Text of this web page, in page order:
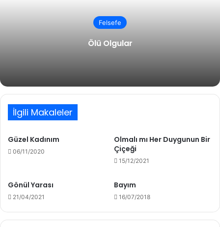
Felsefe
Ölü Olgular
İlgili Makaleler
Güzel Kadınım
06/11/2020
Olmalı mı Her Duygunun Bir
Çiçeği
15/12/2021
Gönül Yarası
21/04/2021
Bayım
16/07/2018